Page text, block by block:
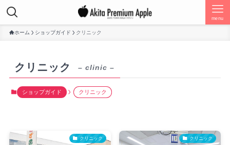
menu
ホーム ショップガイド クリニック
クリニック – clinic –
ショップガイド クリニック
クリニック クリニック